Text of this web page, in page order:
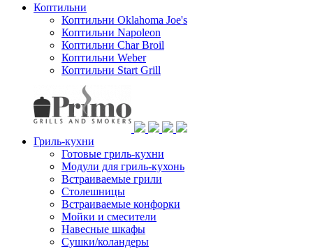
Коптильни
Коптильни Oklahoma Joe's
Коптильни Napoleon
Коптильни Char Broil
Коптильни Weber
Коптильни Start Grill
Гриль-кухни
Готовые гриль-кухни
Модули для гриль-кухонь
Встраиваемые грили
Столешницы
Встраиваемые конфорки
Мойки и смесители
Навесные шкафы
Сушки/коландеры